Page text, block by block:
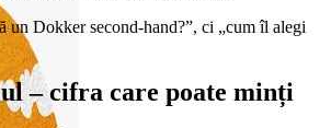
un Dokker second-hand?”, ci „cum îl alegi
– cifra care poate minți